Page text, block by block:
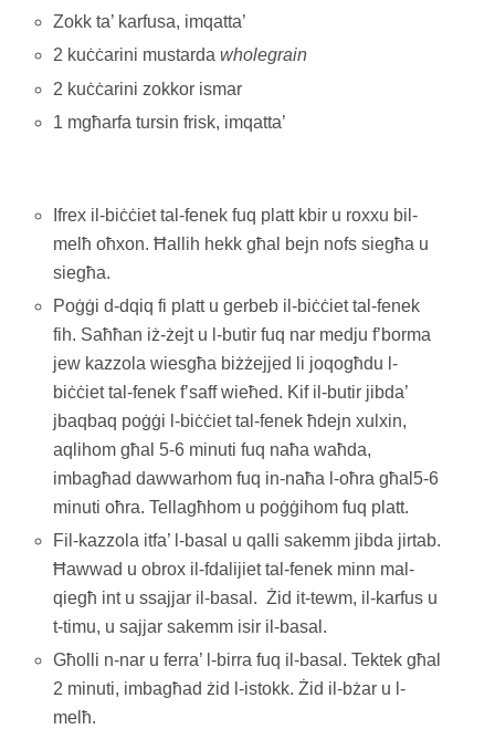
Zokk ta’ karfusa, imqatta’
2 kuċċarini mustardawholegrain
2 kuċċarini zokkor ismar
1 mgħarfa tursin frisk, imqatta’
Ifrex il-biċċiet tal-fenek fuq platt kbir u roxxu bil-
melħ oħxon. Ħallih hekk għal bejn nofs siegħa u
siegħa.
Poġġi d-dqiq fi platt u gerbeb il-biċċiet tal-fenek
fih. Saħħan iż-żejt u l-butir fuq nar medju f’borma
jew kazzola wiesgħa biżżejjed li joqogħdu l-
biċċiet tal-fenek f’saff wieħed. Kif il-butir jibda’
jbaqbaq poġġi l-biċċiet tal-fenek ħdejn xulxin,
aqlihom għal 5-6 minuti fuq naħa waħda,
imbagħad dawwarhom fuq in-naħa l-oħra għal5-6
minuti oħra. Tellagħhom u poġġihom fuq platt.
Fil-kazzola itfa’ l-basal u qalli sakemm jibda jirtab.
Ħawwad u obrox il-fdalijiet tal-fenek minn mal-
qiegħ int u ssajjar il-basal. Żid it-tewm, il-karfus u
t-timu, u sajjar sakemm isir il-basal.
Għolli n-nar u ferra’ l-birra fuq il-basal. Tektek għal
2 minuti, imbagħad żid l-istokk. Żid il-bżar u l-
melħ.